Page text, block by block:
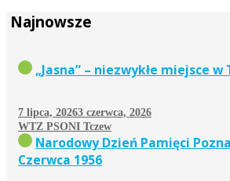
Najnowsze
„Jasna” – niezwykłe miejsce w
7 lipca, 20263 czerwca, 2026
WTZ PSONI Tczew
Narodowy Dzień Pamięci
Czerwca 1956